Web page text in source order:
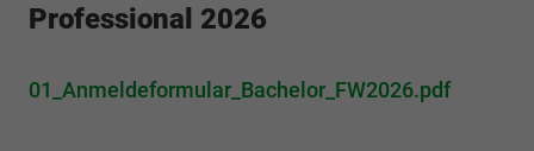
Professional 2026
01_Anmeldeformular_Bachelor_FW2026.pdf